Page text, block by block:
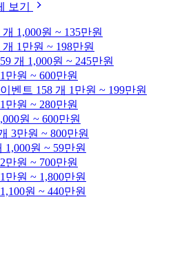
보기
1,000원 ~ 135만원
1만원 ~ 198만원
개 1,000원 ~ 245만원
1만원 ~ 600만원
이벤트 158 개 1만원 ~ 199만원
1만원 ~ 280만원
원 ~ 600만원
3만원 ~ 800만원
1,000원 ~ 59만원
2만원 ~ 700만원
1만원 ~ 1,800만원
1,100원 ~ 440만원